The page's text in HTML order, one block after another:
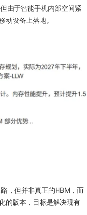
由于智能手机内部空间紧
动设备上落地。
，但并非真正的HBM，而
的版本，目标是解决现有